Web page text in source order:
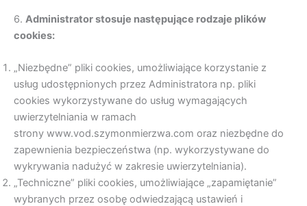
6. Administrator stosuje następujące rodzaje plików
cookies:
„Niezbędne” pliki cookies, umożliwiające korzystanie z
usług udostępnionych przez Administratora np. pliki
cookies wykorzystywane do usług wymagających
uwierzytelniania w ramach
strony www.vod.szymonmierzwa.com oraz niezbędne do
zapewnienia bezpieczeństwa (np. wykorzystywane do
wykrywania nadużyć w zakresie uwierzytelniania).
„Techniczne” pliki cookies, umożliwiające „zapamiętanie”
wybranych przez osobę odwiedzającą ustawień i